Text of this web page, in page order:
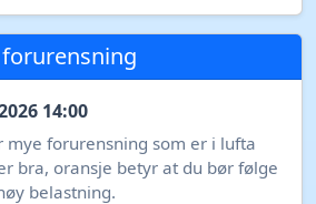
14:00
mye forurensning som er i lufta
bra, oransje betyr at du bør følge
belastning.